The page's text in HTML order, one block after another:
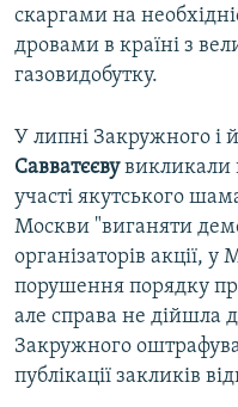
скаргами на
дровами в країні з
газовидобутку.
У липні Закружного і
Савватєєвувикликали
участі якутського
Москви "виганяти
організаторів акції,
порушення порядку
але справа не дійшла
Закружного
публікації закликів